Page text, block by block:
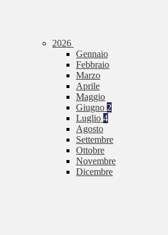
2026
Gennaio
Febbraio
Marzo
Aprile
Maggio
Giugno 2
Luglio 4
Agosto
Settembre
Ottobre
Novembre
Dicembre